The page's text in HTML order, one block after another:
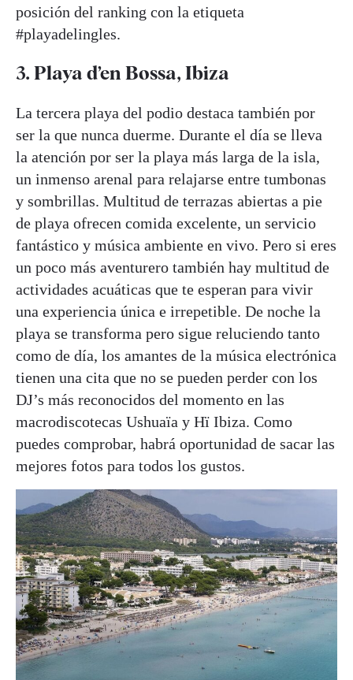
posición del ranking con la etiqueta
#playadelingles.
3. Playa d’en Bossa, Ibiza
La tercera playa del podio destaca también por
ser la que nunca duerme. Durante el día se lleva
la atención por ser la playa más larga de la isla,
un inmenso arenal para relajarse entre tumbonas
y sombrillas. Multitud de terrazas abiertas a pie
de playa ofrecen comida excelente, un servicio
fantástico y música ambiente en vivo. Pero si eres
un poco más aventurero también hay multitud de
actividades acuáticas que te esperan para vivir
una experiencia única e irrepetible. De noche la
playa se transforma pero sigue reluciendo tanto
como de día, los amantes de la música electrónica
tienen una cita que no se pueden perder con los
DJ’s más reconocidos del momento en las
macrodiscotecas Ushuaïa y Hï Ibiza. Como
puedes comprobar, habrá oportunidad de sacar las
mejores fotos para todos los gustos.